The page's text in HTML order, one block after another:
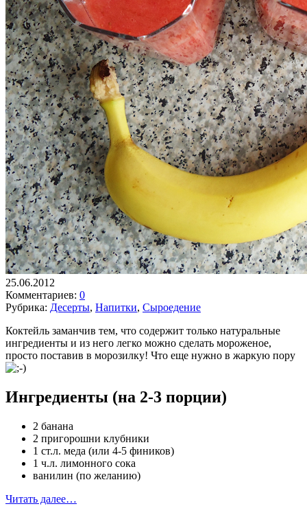
25.06.2012
Комментариев: 0
Рубрика: Десерты, Напитки, Сыроедение
Коктейль заманчив тем, что содержит только натуральные
ингредиенты и из него легко можно сделать мороженое,
просто поставив в морозилку! Что еще нужно в жаркую пору
Ингредиенты (на 2-3 порции)
2 банана
2 пригорошни клубники
1 ст.л. меда (или 4-5 фиников)
1 ч.л. лимонного сока
ванилин (по желанию)
Читать далее…